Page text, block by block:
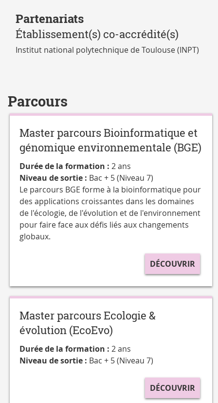
Partenariats
Établissement(s) co-accrédité(s)
Institut national polytechnique de Toulouse (INPT)
Parcours
Master parcours Bioinformatique et
génomique environnementale (BGE)
Durée de la formation :2 ans
Niveau de sortie : Bac + 5 (Niveau 7)
Le parcours BGE forme à la bioinformatique pour
des applications croissantes dans les domaines
de l'écologie, de l'évolution et de l'environnement
pour faire face aux défis liés aux changements
globaux.
DÉCOUVRIR
Master parcours Ecologie &
évolution (EcoEvo)
Durée de la formation :2 ans
Niveau de sortie : Bac + 5 (Niveau 7)
DÉCOUVRIR